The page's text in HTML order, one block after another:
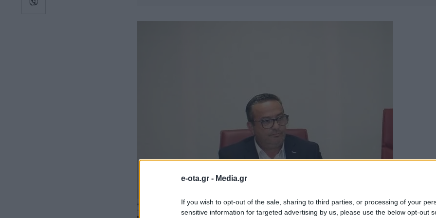
e-ota.gr - Media.gr
If you wish to opt-out of the sale, sharing to third parties, or processing of your
sensitive information for targeted advertising by us, please use the below opt-out